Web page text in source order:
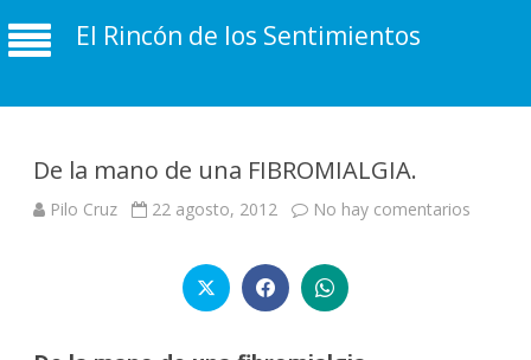
El Rincón de los Sentimientos
De la mano de una FIBROMIALGIA.
Pilo Cruz 22 agosto, 2012 No hay comentarios